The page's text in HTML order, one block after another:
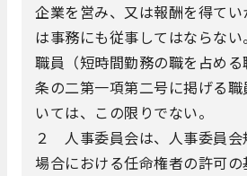
企業を営み、又は報酬を得てい
は事務にも従事してはならな
職員（短時間勤務の職を占め
条の二第一項第二号に掲げる
いては、この限りでない。
２ 人事委員会は、人事委員会
場合における任命権者の許可